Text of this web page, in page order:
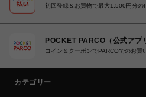
初回登録＆お買物で最大1,500円分の
POCKET PARCO（公式アプ
コイン＆クーポンでPARCOでのお買
カテゴリー